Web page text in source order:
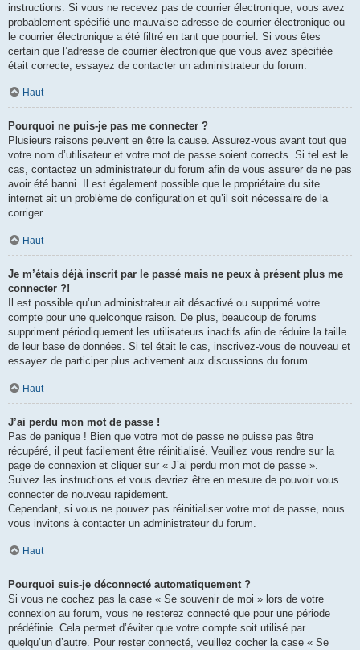
instructions. Si vous ne recevez pas de courrier électronique, vous avez
probablement spécifié une mauvaise adresse de courrier électronique ou
le courrier électronique a été filtré en tant que pourriel. Si vous êtes
certain que l’adresse de courrier électronique que vous avez spécifiée
était correcte, essayez de contacter un administrateur du forum.
Haut
Pourquoi ne puis-je pas me connecter ?
Plusieurs raisons peuvent en être la cause. Assurez-vous avant tout que
votre nom d’utilisateur et votre mot de passe soient corrects. Si tel est le
cas, contactez un administrateur du forum afin de vous assurer de ne pas
avoir été banni. Il est également possible que le propriétaire du site
internet ait un problème de configuration et qu’il soit nécessaire de la
corriger.
Haut
Je m’étais déjà inscrit par le passé mais ne peux à présent plus me
connecter ?!
Il est possible qu’un administrateur ait désactivé ou supprimé votre
compte pour une quelconque raison. De plus, beaucoup de forums
suppriment périodiquement les utilisateurs inactifs afin de réduire la taille
de leur base de données. Si tel était le cas, inscrivez-vous de nouveau et
essayez de participer plus activement aux discussions du forum.
Haut
J’ai perdu mon mot de passe !
Pas de panique ! Bien que votre mot de passe ne puisse pas être
récupéré, il peut facilement être réinitialisé. Veuillez vous rendre sur la
page de connexion et cliquer sur « J’ai perdu mon mot de passe ».
Suivez les instructions et vous devriez être en mesure de pouvoir vous
connecter de nouveau rapidement.
Cependant, si vous ne pouvez pas réinitialiser votre mot de passe, nous
vous invitons à contacter un administrateur du forum.
Haut
Pourquoi suis-je déconnecté automatiquement ?
Si vous ne cochez pas la case « Se souvenir de moi » lors de votre
connexion au forum, vous ne resterez connecté que pour une période
prédéfinie. Cela permet d’éviter que votre compte soit utilisé par
quelqu’un d’autre. Pour rester connecté, veuillez cocher la case « Se